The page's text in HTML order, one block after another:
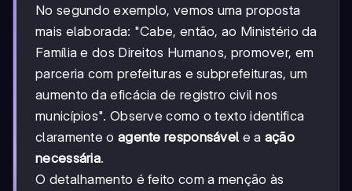
No segundo exemplo, vemos uma proposta
mais elaborada: "Cabe, então, ao Ministério da
Família e dos Direitos Humanos, promover, em
parceria com prefeituras e subprefeituras, um
aumento da eficácia de registro civil nos
municípios". Observe como o texto identifica
claramente o agente responsável e a ação
necessária.
O detalhamento é feito com a menção às